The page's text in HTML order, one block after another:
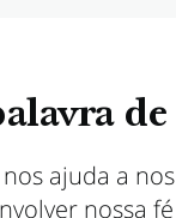
de
ajuda a
nossa